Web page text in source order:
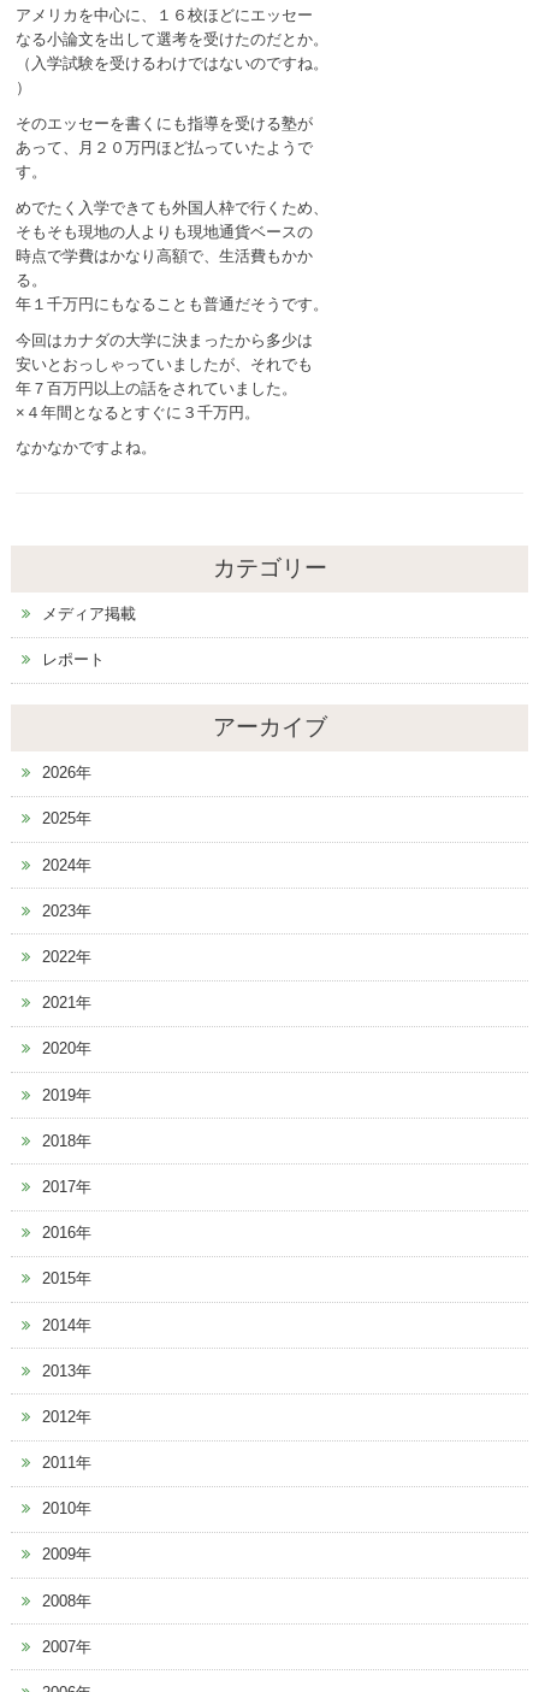
アメリカを中心に、１６校ほどにエッセー
なる小論文を出して選考を受けたのだとか。
（入学試験を受けるわけではないのですね。
）
そのエッセーを書くにも指導を受ける塾が
あって、月２０万円ほど払っていたようで
す。
めでたく入学できても外国人枠で行くため、
そもそも現地の人よりも現地通貨ベースの
時点で学費はかなり高額で、生活費もかか
る。
年１千万円にもなることも普通だそうです。
今回はカナダの大学に決まったから多少は
安いとおっしゃっていましたが、それでも
年７百万円以上の話をされていました。
×４年間となるとすぐに３千万円。
なかなかですよね。
カテゴリー
メディア掲載
レポート
アーカイブ
2026年
2025年
2024年
2023年
2022年
2021年
2020年
2019年
2018年
2017年
2016年
2015年
2014年
2013年
2012年
2011年
2010年
2009年
2008年
2007年